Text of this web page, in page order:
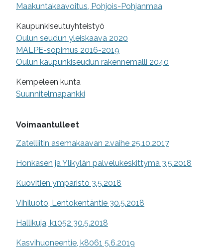
Maakuntakaavoitus, Pohjois-Pohjanmaa
Kaupunkiseutuyhteistyö
Oulun seudun yleiskaava 2020
MALPE-sopimus 2016-2019
Oulun kaupunkiseudun rakennemalli 2040
Kempeleen kunta
Suunnitelmapankki
Voimaantulleet
Zatelliitin asemakaavan 2.vaihe 25.10.2017
Honkasen ja Ylikylän palvelukeskittymä 3.5.2018
Kuovitien ympäristö 3.5.2018
Vihiluoto, Lentokentäntie 30.5.2018
Hallikuja, k1052 30.5.2018
Kasvihuoneentie, k8061 5.6.2019